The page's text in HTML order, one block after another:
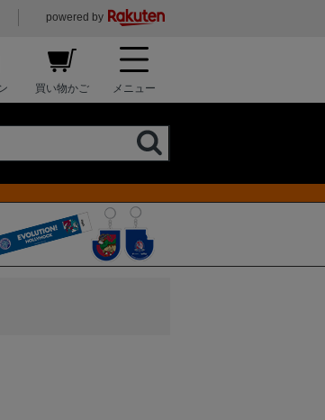
powered by
買い物かご メニュー